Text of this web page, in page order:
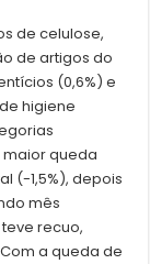
de celulose,
de artigos do
(0,6%) e
higiene
maior queda
(-1,5%), depois
mês
recuo,
a queda de